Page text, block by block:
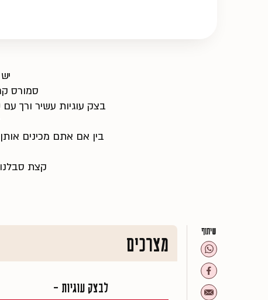
סמורס
בצק עוגיות עשיר ורך
בין אם אתם מכינים
קצת
שיתוף מצרכים
לבצק עוגיות -